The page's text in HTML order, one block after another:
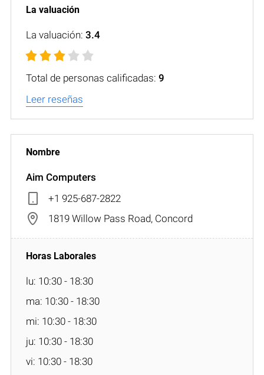
La valuación: 3.4
Total de personas calificadas: 9
Leer reseñas
Aim Computers
+1 925-687-2822
1819 Willow Pass Road, Concord
lu: 10:30 - 18:30
ma: 10:30 - 18:30
mi: 10:30 - 18:30
ju: 10:30 - 18:30
vi: 10:30 - 18:30